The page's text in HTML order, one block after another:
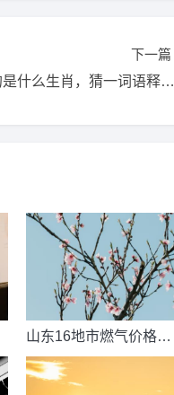
下一篇
一夜夫妻百日恩指的是什么生肖，猜一词语释义解释落实
山东16地市燃气价格明
细？2021山东天然气费
收费标准？